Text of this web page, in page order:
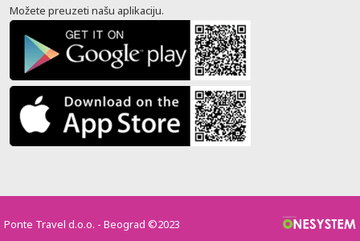
Možete preuzeti našu aplikaciju.
Ponte Travel d.o.o. - Beograd ©2023